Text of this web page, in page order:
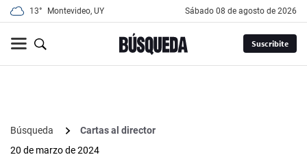
13° Montevideo, UY sábado 08 de agosto de 2026
Suscribite
Búsqueda
Cartas al director
20 de marzo de 2024